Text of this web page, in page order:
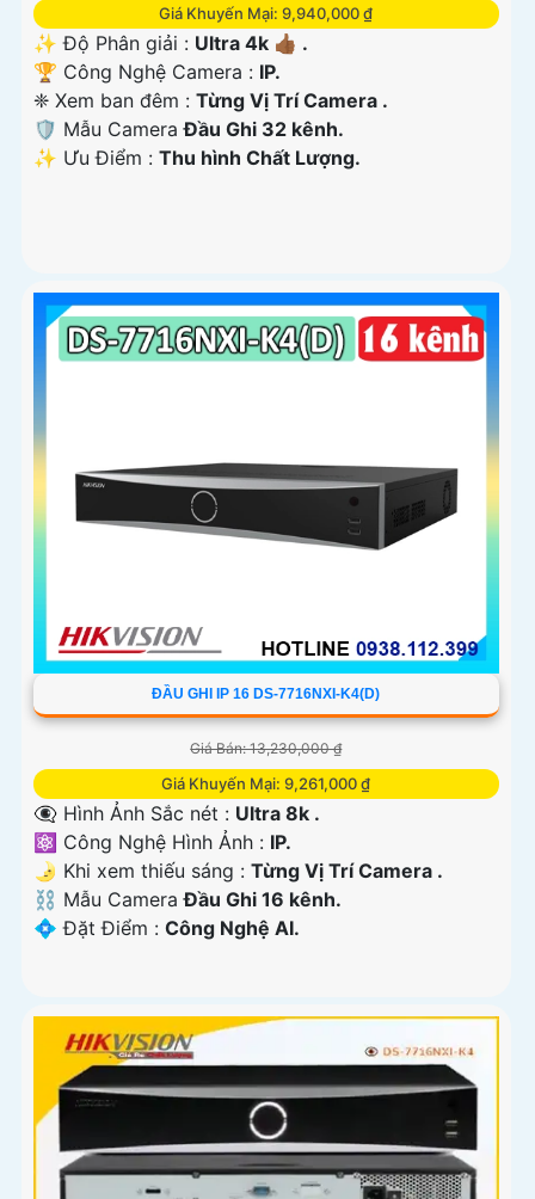
Giá Khuyến Mại: 9,940,000 ₫
✨ Độ Phân giải : Ultra 4k 👍🏾 .
🏆 Công Nghệ Camera : IP.
❈ Xem ban đêm : Từng Vị Trí Camera .
🛡 Mẫu CameraĐầu Ghi 32 kênh.
️✨ Ưu Điểm : Thu hình Chất Lượng.
ĐẦU GHI IP 16 DS-7716NXI-K4(D)
Giá Bán: 13,230,000 ₫
Giá Khuyến Mại: 9,261,000 ₫
👁️‍🗨 Hình Ảnh Sắc nét : Ultra 8k .
⚛️ Công Nghệ Hình Ảnh : IP.
🌛 Khi xem thiếu sáng : Từng Vị Trí Camera .
⛓ Mẫu CameraĐầu Ghi 16 kênh.
️💠 Đặt Điểm : Công Nghệ AI.